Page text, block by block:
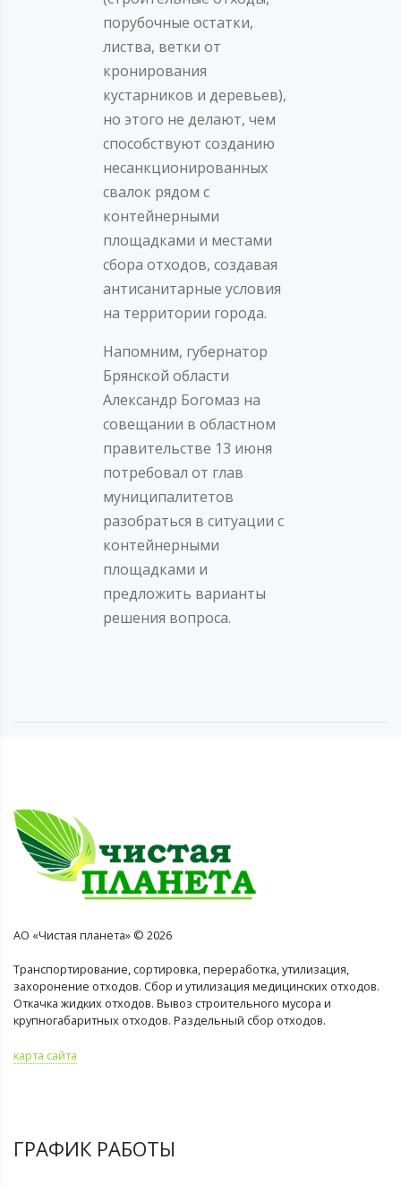
порубочные остатки,
листва, ветки от
кронирования
кустарников и деревьев),
но этого не делают, чем
способствуют созданию
несанкционированных
свалок рядом с
контейнерными
площадками и местами
сбора отходов, создавая
антисанитарные условия
на территории города.
Напомним, губернатор
Брянской области
Александр Богомаз на
совещании в областном
правительстве 13 июня
потребовал от глав
муниципалитетов
разобраться в ситуации с
контейнерными
площадками и
предложить варианты
решения вопроса.
АО «Чистая планета» © 2026
Транспортирование, сортировка, переработка, утилизация,
захоронение отходов. Сбор и утилизация медицинских отходов.
Откачка жидких отходов. Вывоз строительного мусора и
крупногабаритных отходов. Раздельный сбор отходов.
карта сайта
ГРАФИК РАБОТЫ